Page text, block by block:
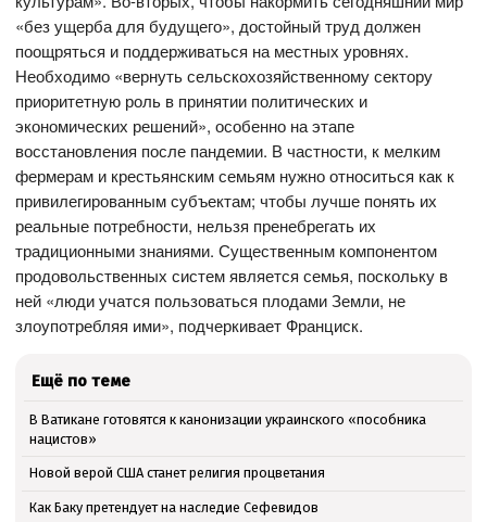
«без ущерба для будущего», достойный труд должен
поощряться и поддерживаться на местных уровнях.
Необходимо «вернуть сельскохозяйственному сектору
приоритетную роль в принятии политических и
экономических решений», особенно на этапе
восстановления после пандемии. В частности, к мелким
фермерам и крестьянским семьям нужно относиться как к
привилегированным субъектам; чтобы лучше понять их
реальные потребности, нельзя пренебрегать их
традиционными знаниями. Существенным компонентом
продовольственных систем является семья, поскольку в
ней «люди учатся пользоваться плодами Земли, не
злоупотребляя ими», подчеркивает Франциск.
Ещё по теме
В Ватикане готовятся к канонизации украинского «пособника
нацистов»
Новой верой США станет религия процветания
Как Баку претендует на наследие Сефевидов